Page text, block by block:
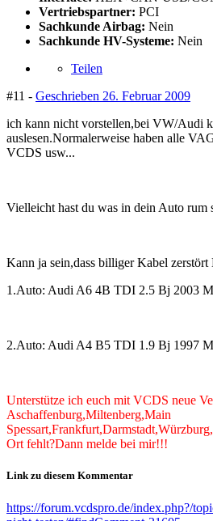
Vertriebspartner: PCI
Sachkunde Airbag: Nein
Sachkunde HV-Systeme: Nein
Teilen
#11 - Geschrieben 26. Februar 2009
ich kann nicht vorstellen,bei VW/Audi
auslesen.Normalerweise haben alle
VCDS usw...
Vielleicht hast du was in dein Auto rum
Kann ja sein,dass billiger Kabel zerstört
1.Auto: Audi A6 4B TDI 2.5 Bj 2003
2.Auto: Audi A4 B5 TDI 1.9 Bj 1997
Unterstütze ich euch mit VCDS neue
Aschaffenburg,Miltenberg,Main
Ort fehlt?Dann melde bei mir!!!
Link zu diesem Kommentar
https://forum.vcdspro.de/index.php?/